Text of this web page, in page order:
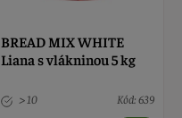
BREAD MIX WHITE
Liana s vlákninou 5 kg
> 10 Kód: 639